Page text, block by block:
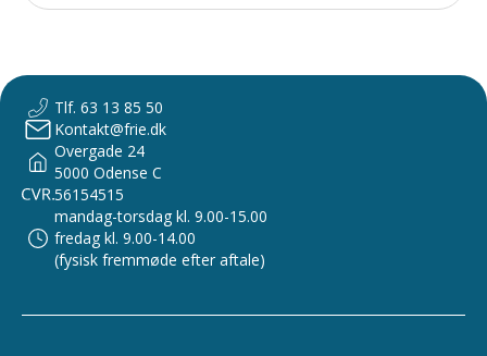
Tlf. 63 13 85 50
Kontakt@frie.dk
Overgade 24
5000 Odense C
56154515
mandag-torsdag kl. 9.00-15.00
fredag kl. 9.00-14.00
(fysisk fremmøde efter aftale)